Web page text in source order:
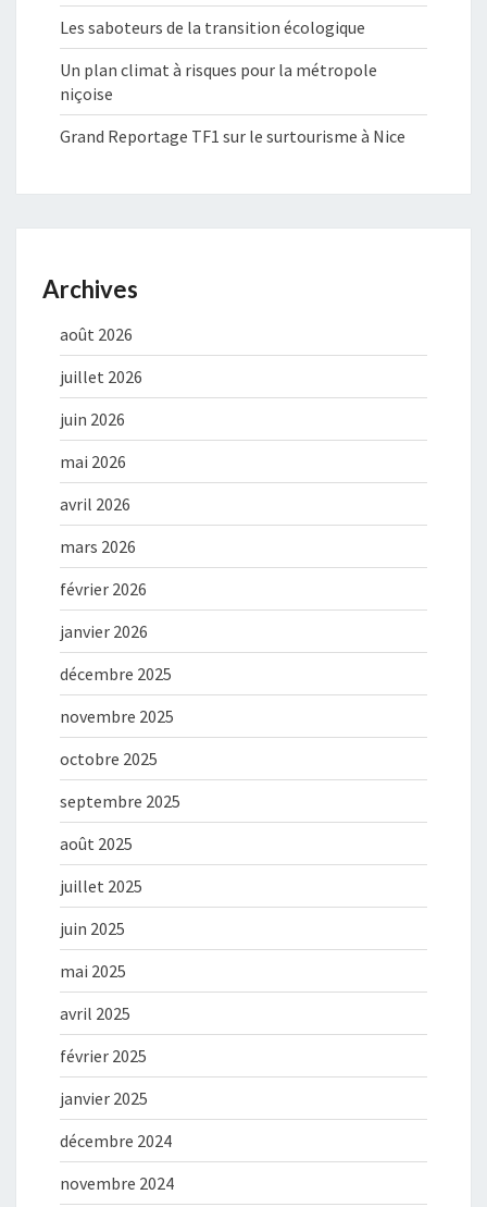
Les saboteurs de la transition écologique
Un plan climat à risques pour la métropole
niçoise
Grand Reportage TF1 sur le surtourisme à Nice
Archives
août 2026
juillet 2026
juin 2026
mai 2026
avril 2026
mars 2026
février 2026
janvier 2026
décembre 2025
novembre 2025
octobre 2025
septembre 2025
août 2025
juillet 2025
juin 2025
mai 2025
avril 2025
février 2025
janvier 2025
décembre 2024
novembre 2024